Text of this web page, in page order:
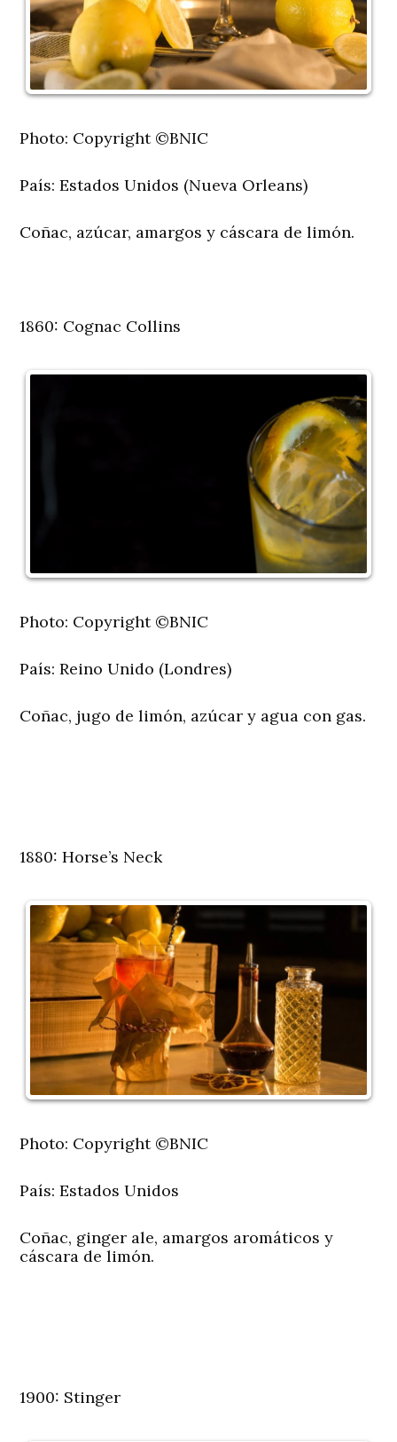
Photo: Copyright ©BNIC
País: Estados Unidos (Nueva Orleans)
Coñac, azúcar, amargos y cáscara de limón.
1860: Cognac Collins
Photo: Copyright ©BNIC
País: Reino Unido (Londres)
Coñac, jugo de limón, azúcar y agua con gas.
1880: Horse’s Neck
Photo: Copyright ©BNIC
País: Estados Unidos
Coñac, ginger ale, amargos aromáticos y
cáscara de limón.
1900: Stinger